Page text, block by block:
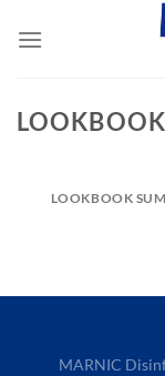
LOOKBOOK
LOOKBOOK
MARNIC